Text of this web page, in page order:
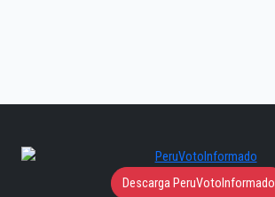
Descarga PeruVotoInformado